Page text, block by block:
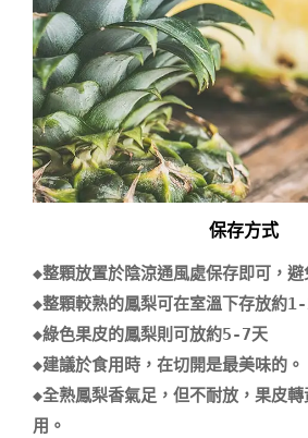
保存方式
◆整顆放置於陰涼通風處保存即可，避
◆整顆較熟的鳳梨可在室溫下存放約
◆綠色果皮的鳳梨則可放約5-7天
◆建議於食用時，在切開是最美味的。
◆全熟鳳梨香氣足，但不耐放，果皮
用。